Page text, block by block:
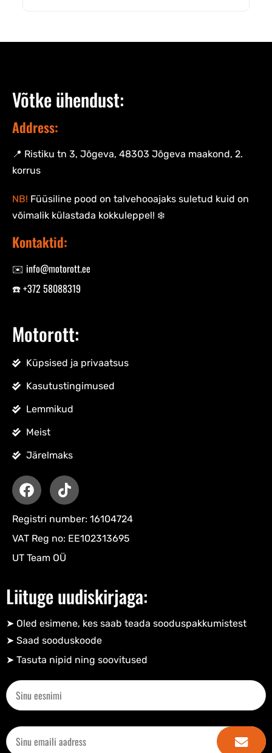
Võtke ühendust:
Address:
📍 Ristiku tn 3, Jõgeva, 48303 Jõgeva maakond, 2.
korrus
NB! Füüsiline pood on talvehooajaks suletud kuid on
võimalik külastada kokkuleppel! ❄️
Kontaktid:
✉️ info@motorott.ee
☎️ +372 58088319
Motorott:
Küpsised ja privaatsus
Kasutustingimused
Lemmikud
Meist
Järelmaks
Registri number: 16104724
VAT Reg no: EE102313695
UT Team OÜ
Liituge uudiskirjaga:
➤ Oled esimene, kes saab teada sooduspakkumistest
➤ Saad sooduskoode​
➤ Tasuta nipid ning soovitused​